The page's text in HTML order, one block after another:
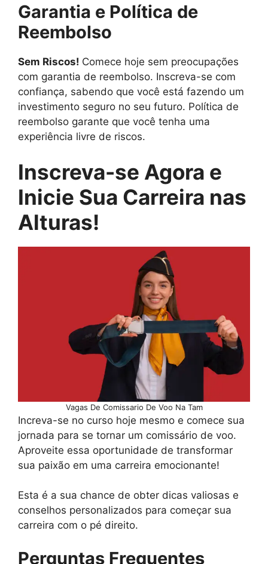
Garantia e Política de
Reembolso
Sem Riscos! Comece hoje sem preocupações
com garantia de reembolso. Inscreva-se com
confiança, sabendo que você está fazendo um
investimento seguro no seu futuro. Política de
reembolso garante que você tenha uma
experiência livre de riscos.
Inscreva-se Agora e
Inicie Sua Carreira nas
Alturas!
Vagas De Comissario De Voo Na Tam
Increva-se no curso hoje mesmo e comece sua
jornada para se tornar um comissário de voo.
Aproveite essa oportunidade de transformar
sua paixão em uma carreira emocionante!
Esta é a sua chance de obter dicas valiosas e
conselhos personalizados para começar sua
carreira com o pé direito.
Perguntas Frequentes